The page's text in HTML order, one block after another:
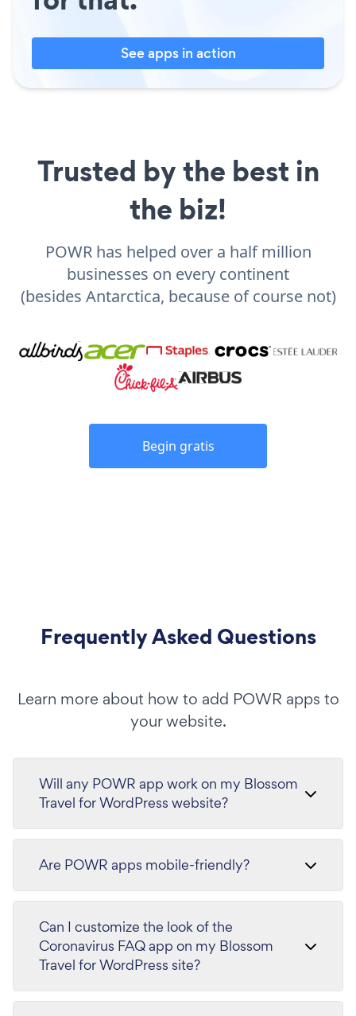
See apps in action
Trusted by the best in
the biz!
POWR has helped over a half million
businesses on every continent
(besides Antarctica, because of course not)
Begin gratis
Frequently Asked Questions
Learn more about how to add POWR apps to
your website.
Will any POWR app work on my Blossom
Travel for WordPress website?
Are POWR apps mobile-friendly?
Can I customize the look of the
Coronavirus FAQ app on my Blossom
Travel for WordPress site?